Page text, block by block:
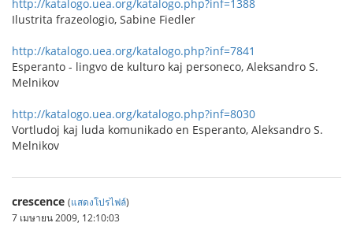
http://katalogo.uea.org/katalogo.php?inf=1388
Ilustrita frazeologio, Sabine Fiedler
http://katalogo.uea.org/katalogo.php?inf=7841
Esperanto - lingvo de kulturo kaj personeco, Aleksandro S.
Melnikov
http://katalogo.uea.org/katalogo.php?inf=8030
Vortludoj kaj luda komunikado en Esperanto, Aleksandro S.
Melnikov
crescence (แสดงโปรไฟล์)
7 เมษายน 2009, 12:10:03